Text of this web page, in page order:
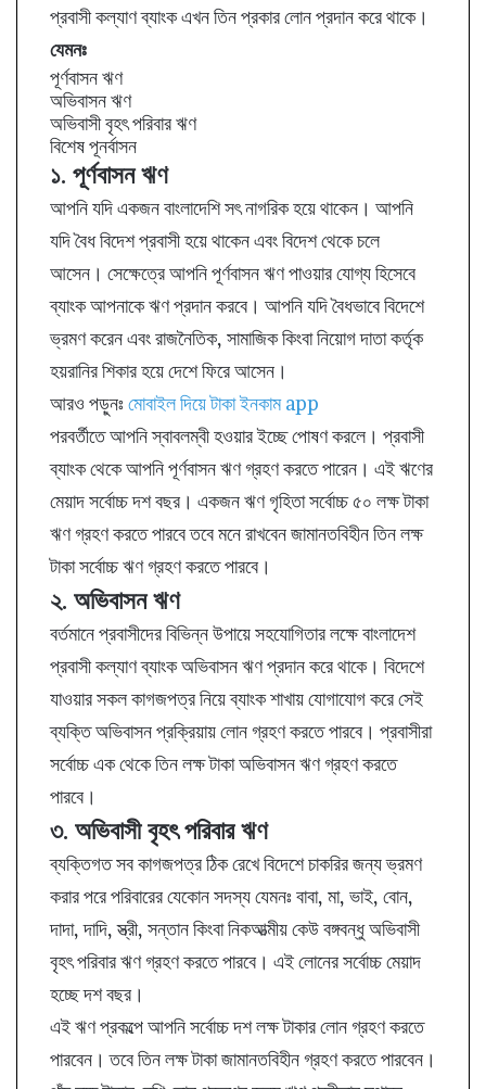
প্রবাসী কল্যাণ ব্যাংক এখন তিন প্রকার লোন প্রদান করে থাকে।
যেমনঃ
পূর্ণবাসন ঋণ
অভিবাসন ঋণ
অভিবাসী বৃহৎ পরিবার ঋণ
বিশেষ পূনর্বাসন
১. পূর্ণবাসন ঋণ
আপনি যদি একজন বাংলাদেশি সৎ নাগরিক হয়ে থাকেন। আপনি
যদি বৈধ বিদেশ প্রবাসী হয়ে থাকেন এবং বিদেশ থেকে চলে
আসেন। সেক্ষেত্রে আপনি পূর্ণবাসন ঋণ পাওয়ার যোগ্য হিসেবে
ব্যাংক আপনাকে ঋণ প্রদান করবে। আপনি যদি বৈধভাবে বিদেশে
ভ্রমণ করেন এবং রাজনৈতিক, সামাজিক কিংবা নিয়োগ দাতা কর্তৃক
হয়রানির শিকার হয়ে দেশে ফিরে আসেন।
আরও পড়ুনঃ মোবাইল দিয়ে টাকা ইনকাম app
পরবর্তীতে আপনি স্বাবলম্বী হওয়ার ইচ্ছে পোষণ করলে। প্রবাসী
ব্যাংক থেকে আপনি পূর্ণবাসন ঋণ গ্রহণ করতে পারেন। এই ঋণের
মেয়াদ সর্বোচ্চ দশ বছর। একজন ঋণ গৃহিতা সর্বোচ্চ ৫০ লক্ষ টাকা
ঋণ গ্রহণ করতে পারবে তবে মনে রাখবেন জামানতবিহীন তিন লক্ষ
টাকা সর্বোচ্চ ঋণ গ্রহণ করতে পারবে।
২. অভিবাসন ঋণ
বর্তমানে প্রবাসীদের বিভিন্ন উপায়ে সহযোগিতার লক্ষে বাংলাদেশ
প্রবাসী কল্যাণ ব্যাংক অভিবাসন ঋণ প্রদান করে থাকে। বিদেশে
যাওয়ার সকল কাগজপত্র নিয়ে ব্যাংক শাখায় যোগাযোগ করে সেই
ব্যক্তি অভিবাসন প্রক্রিয়ায় লোন গ্রহণ করতে পারবে। প্রবাসীরা
সর্বোচ্চ এক থেকে তিন লক্ষ টাকা অভিবাসন ঋণ গ্রহণ করতে
পারবে।
৩. অভিবাসী বৃহৎ পরিবার ঋণ
ব্যক্তিগত সব কাগজপত্র ঠিক রেখে বিদেশে চাকরির জন্য ভ্রমণ
করার পরে পরিবারের যেকোন সদস্য যেমনঃ বাবা, মা, ভাই, বোন,
দাদা, দাদি, স্ত্রী, সন্তান কিংবা নিকআত্মীয় কেউ বঙ্গবন্ধু অভিবাসী
বৃহৎ পরিবার ঋণ গ্রহণ করতে পারবে। এই লোনের সর্বোচ্চ মেয়াদ
হচ্ছে দশ বছর।
এই ঋণ প্রকল্পে আপনি সর্বোচ্চ দশ লক্ষ টাকার লোন গ্রহণ করতে
পারবেন। তবে তিন লক্ষ টাকা জামানতবিহীন গ্রহণ করতে পারবেন।